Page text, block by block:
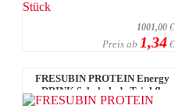
1001,00 €
Preis ab 1,34 €
FRESUBIN PROTEIN Energy
DRINK Schokolade Trinkfl.
6x4x200 Millil ...